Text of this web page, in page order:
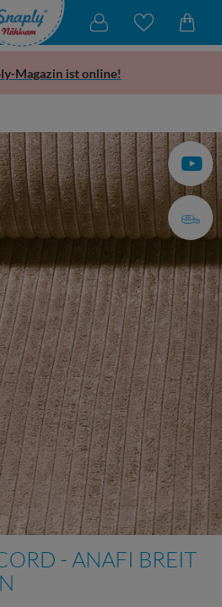
Magazin ist online!
- ANAFI BREIT